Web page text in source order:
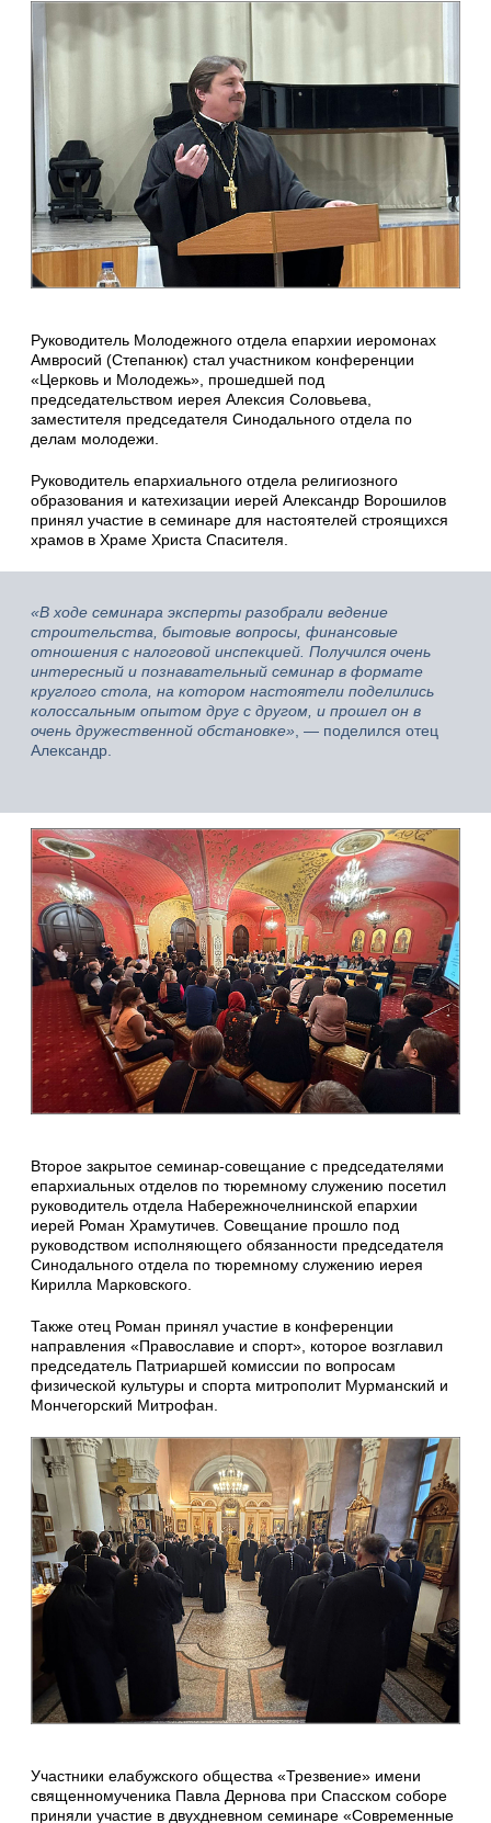
Руководитель Молодежного отдела епархии иеромонах
Амвросий (Степанюк) стал участником конференции
«Церковь и Молодежь», прошедшей под
председательством иерея Алексия Соловьева,
заместителя председателя Синодального отдела по
делам молодежи.
Руководитель епархиального отдела религиозного
образования и катехизации иерей Александр Ворошилов
принял участие в семинаре для настоятелей строящихся
храмов в Храме Христа Спасителя.
«В ходе семинара эксперты разобрали ведение
строительства, бытовые вопросы, финансовые
отношения с налоговой инспекцией. Получился очень
интересный и познавательный семинар в формате
круглого стола, на котором настоятели поделились
колоссальным опытом друг с другом, и прошел он в
очень дружественной обстановке» , — поделился отец
Александр.
Второе закрытое семинар-совещание с председателями
епархиальных отделов по тюремному служению посетил
руководитель отдела Набережночелнинской епархии
иерей Роман Храмутичев. Совещание прошло под
руководством исполняющего обязанности председателя
Синодального отдела по тюремному служению иерея
Кирилла Марковского.
Также отец Роман принял участие в конференции
направления «Православие и спорт», которое возглавил
председатель Патриаршей комиссии по вопросам
физической культуры и спорта митрополит Мурманский и
Мончегорский Митрофан.
Участники елабужского общества «Трезвение» имени
священномученика Павла Дернова при Спасском соборе
приняли участие в двухдневном семинаре «Современные